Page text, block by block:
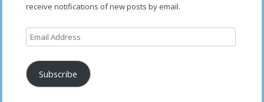
receive notifications of new posts by email.
Email
Address
Subscribe